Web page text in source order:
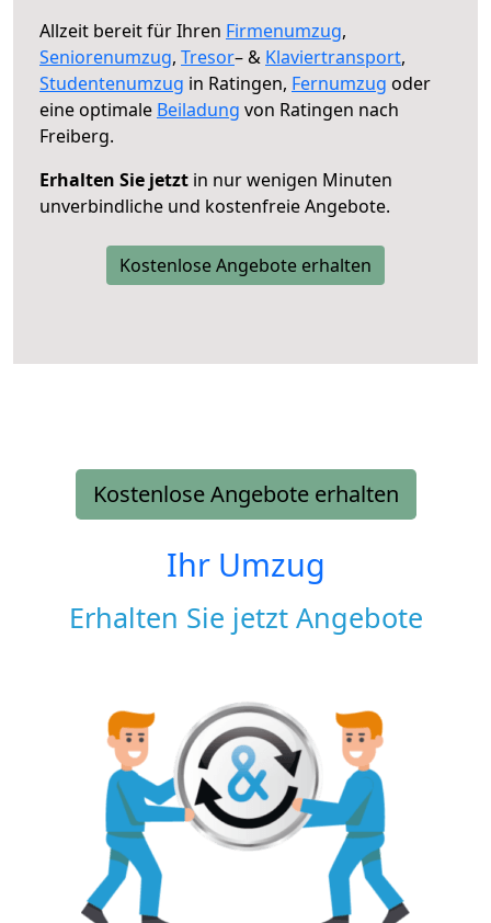
Allzeit bereit für Ihren Firmenumzug,
Seniorenumzug, Tresor– & Klaviertransport,
Studentenumzug in Ratingen, Fernumzug oder
eine optimale Beiladung von Ratingen nach
Freiberg.
Erhalten Sie jetzt in nur wenigen Minuten
unverbindliche und kostenfreie Angebote.
Kostenlose Angebote erhalten
Kostenlose Angebote erhalten
Ihr Umzug
Erhalten Sie jetzt Angebote